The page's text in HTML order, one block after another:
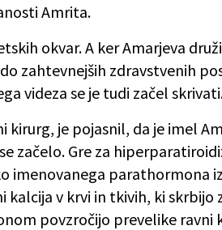
Amrita.
okvar. A ker Amarjeva
zahtevnejših zdravstvenih
videza se je tudi začel
kirurg, je pojasnil, da je imel
začelo. Gre za
imenovanega parathormona
kalcija v krvi in tkivih, ki skrbijo
povzročijo prevelike ravni